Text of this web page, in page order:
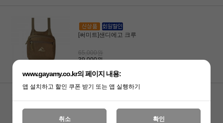
[써미트]샌디에고 크루
65,000원
39,000원
[써미트]히말라야 카고백 100
www.gayamy.co.kr의 페이지 내용:
앱 설치하고 할인 쿠폰 받기 또는 앱 실행하기
취소 확인